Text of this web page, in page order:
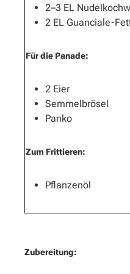
2–3 EL
2 EL Guanciale-
Für die Panade:
2 Eier
Semmelbrösel
Panko
Zum Frittieren:
Pflanzenöl
Zubereitung: